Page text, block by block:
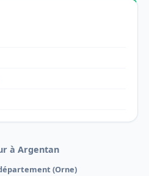
à Argentan
(Orne)